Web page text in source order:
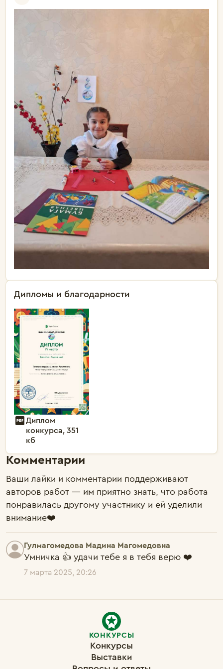
Дипломы и благодарности
Диплом
конкурса, 351
кб
Комментарии
Ваши лайки и комментарии поддерживают
авторов работ — им приятно знать, что работа
понравилась другому участнику и ей уделили
внимание❤️
Гулмагомедова Мадина Магомедовна
Умничка 👍 удачи тебе я в тебя верю ❤️
7 марта 2025, 20:26
КОНКУРСЫ
Конкурсы
Выставки